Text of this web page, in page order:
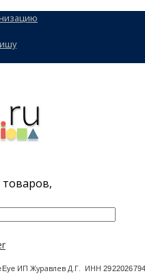
ИП Журавлев Д.Г. ИНН